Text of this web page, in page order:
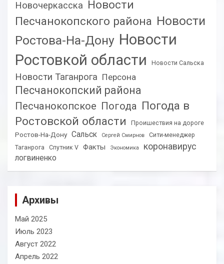
Новочеркасска Новости
Песчанокопского района Новости
Ростова-На-Дону Новости
Ростовкой области
Новости Сальска
Новости Таганрога Персона
Песчанокопский района
Песчанокопское Погода Погода в
Ростовской области
Проишествия на дороге
Ростов-На-Дону Сальск Сергей Смирнов
Сити-менеджер
Таганрога
Спутник V Факты Экономика коронавирус
логвиненко
Архивы
Май 2025
Июль 2023
Август 2022
Апрель 2022